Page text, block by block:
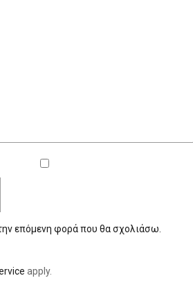
επόμενη φορά που θα σχολιάσω.
apply.